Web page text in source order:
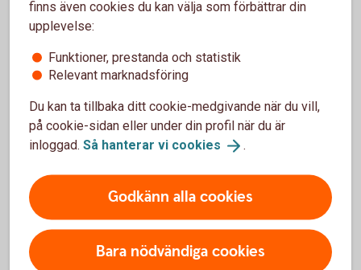
Logga in och gör digital
Bankomat
Besök en bankomat för att sätta in och ta ut kontanter.
Hitta Bankomat(bankomat.se)
finns även cookies du kan välja som förbättrar din
upplevelse:
Funktioner, prestanda och statistik
Relevant marknadsföring
Du kan ta tillbaka ditt cookie-medgivande när du vill,
på cookie-sidan eller under din profil när du är
inloggad. Så hanterar vi cookies .
Godkänn alla cookies
Bara nödvändiga cookies